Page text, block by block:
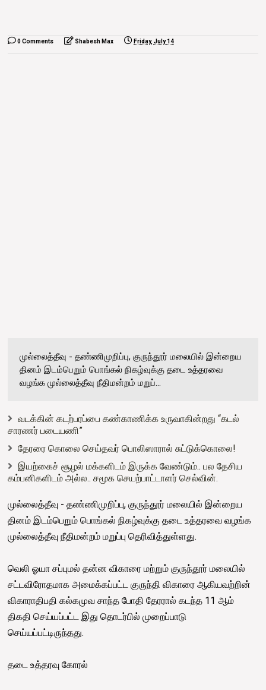
0 Comments Shabesh Max Friday, July 14
முல்லைத்தீவு - தண்ணிமுறிப்பு, குருந்தூர் மலையில் இன்றைய
தினம் இடம்பெறும் பொங்கல் நிகழ்வுக்கு தடை உத்தரவை
வழங்க முல்லைத்தீவு நீதிமன்றம் மறுப்...
வடக்கின் கடற்பரப்பை கண்காணிக்க உருவாகின்றது “கடல்
சாரணர் படையணி”
தேரரை கொலை செய்தவர் பொலிஸாரால் சுட்டுக்கொலை!
இயற்கைச் சூழல் மக்களிடம் இருக்க வேண்டும்.. பல தேசிய
கம்பனிகளிடம் அல்ல.. சமூக செயற்பாட்டாளர் செல்வின்.
முல்லைத்தீவு - தண்ணிமுறிப்பு, குருந்தூர் மலையில் இன்றைய
தினம் இடம்பெறும் பொங்கல் நிகழ்வுக்கு தடை உத்தரவை வழங்க
முல்லைத்தீவு நீதிமன்றம் மறுப்பு தெரிவித்துள்ளது.
வெலி ஓயா சப்புமல் தன்ன விகாரை மற்றும் குருந்தூர் மலையில்
சட்டவிரோதமாக அமைக்கப்பட்ட குருந்தி விகாரை ஆகியவற்றின்
விகாராதிபதி கல்கமுவ சாந்த போதி தேரரால் கடந்த 11 ஆம்
திகதி செய்யப்பட்ட இது தொடர்பில் முறைப்பாடு
செய்யப்பட்டிருந்தது.
தடை உத்தரவு கோரல்